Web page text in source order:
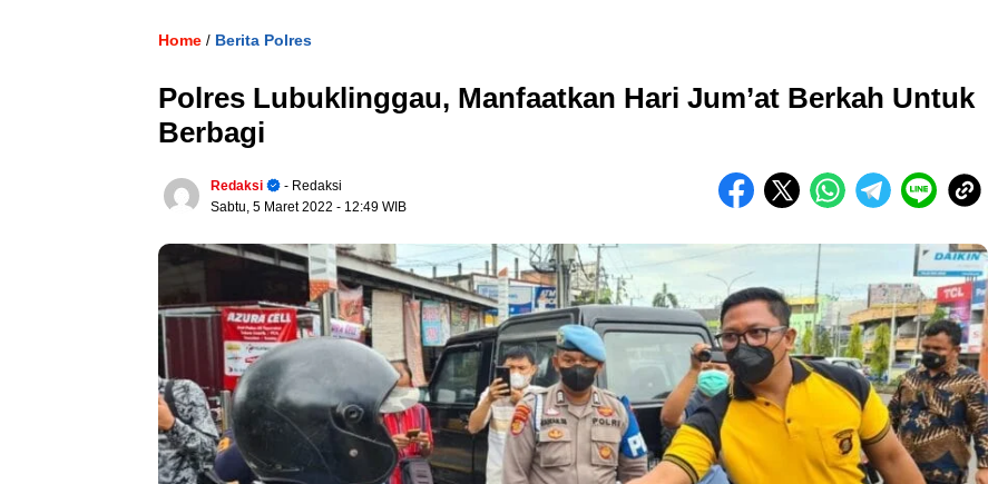
Home / Berita Polres
Polres Lubuklinggau, Manfaatkan Hari Jum’at Berkah Untuk
Berbagi
Redaksi
- Redaksi
Sabtu, 5 Maret 2022 - 12:49 WIB